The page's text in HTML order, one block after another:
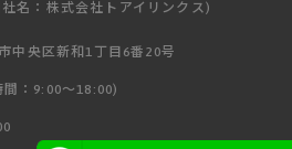
名：株式会社トアイリンクス)
中央区新和1丁目6番20号
：9:00〜18:00)